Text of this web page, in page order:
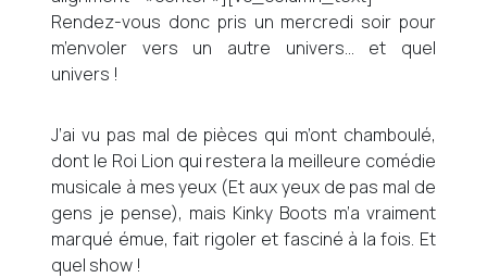
Rendez-vous donc pris un mercredi soir pour
m’envoler vers un autre univers… et quel
univers !
J’ai vu pas mal de pièces qui m’ont chamboulé,
dont le Roi Lion qui restera la meilleure comédie
musicale à mes yeux (Et aux yeux de pas mal de
gens je pense), mais Kinky Boots m’a vraiment
marqué émue, fait rigoler et fasciné à la fois. Et
quel show !